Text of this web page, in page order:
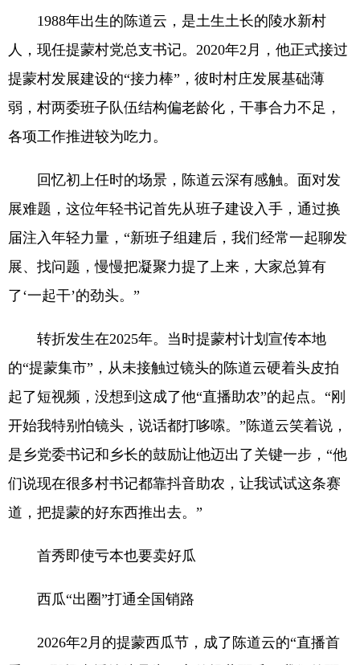
1988年出生的陈道云，是土生土长的陵水新村
人，现任提蒙村党总支书记。2020年2月，他正式接过
提蒙村发展建设的“接力棒”，彼时村庄发展基础薄
弱，村两委班子队伍结构偏老龄化，干事合力不足，
各项工作推进较为吃力。
回忆初上任时的场景，陈道云深有感触。面对发
展难题，这位年轻书记首先从班子建设入手，通过换
届注入年轻力量，“新班子组建后，我们经常一起聊发
展、找问题，慢慢把凝聚力提了上来，大家总算有
了‘一起干’的劲头。”
转折发生在2025年。当时提蒙村计划宣传本地
的“提蒙集市”，从未接触过镜头的陈道云硬着头皮拍
起了短视频，没想到这成了他“直播助农”的起点。“刚
开始我特别怕镜头，说话都打哆嗦。”陈道云笑着说，
是乡党委书记和乡长的鼓励让他迈出了关键一步，“他
们说现在很多村书记都靠抖音助农，让我试试这条赛
道，把提蒙的好东西推出去。”
首秀即使亏本也要卖好瓜
西瓜“出圈”打通全国销路
2026年2月的提蒙西瓜节，成了陈道云的“直播首